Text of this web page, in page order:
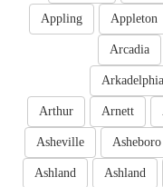
Appleton
Appling
Arcadia
Arkadelphia
Arnett
Arthur
Asheboro
Asheville
Ashland
Ashland